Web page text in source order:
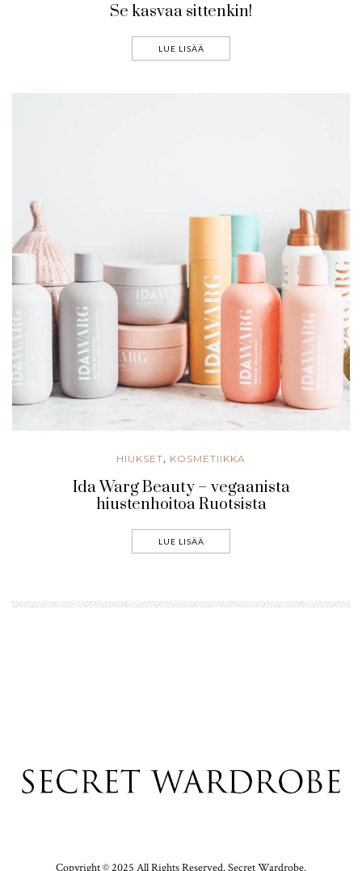
Se kasvaa sittenkin!
LUE LISÄÄ
HIUKSET, KOSMETIIKKA
Ida Warg Beauty – vegaanista
hiustenhoitoa Ruotsista
LUE LISÄÄ
Copyright © 2025 All Rights Reserved. Secret Wardrobe.